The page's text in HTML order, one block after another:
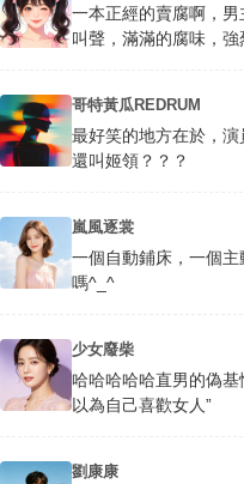
一本正經的賣腐啊，
叫聲，滿滿的腐味，強
哥特黃瓜REDRUM
最好笑的地方在於，
還叫姬領？？？
嵐風逐裳
一個自動鋪床，一個
嗎^_^
少女廢柴
哈哈哈哈哈直男的偽
以為自己喜歡女人”
劉康康